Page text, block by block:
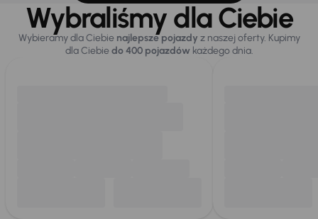
Wybraliśmy dla Ciebie
Wybieramy dla Ciebie najlepsze pojazdy z naszej oferty. Kupimy
dla Ciebiedo 400 pojazdówkażdego dnia.